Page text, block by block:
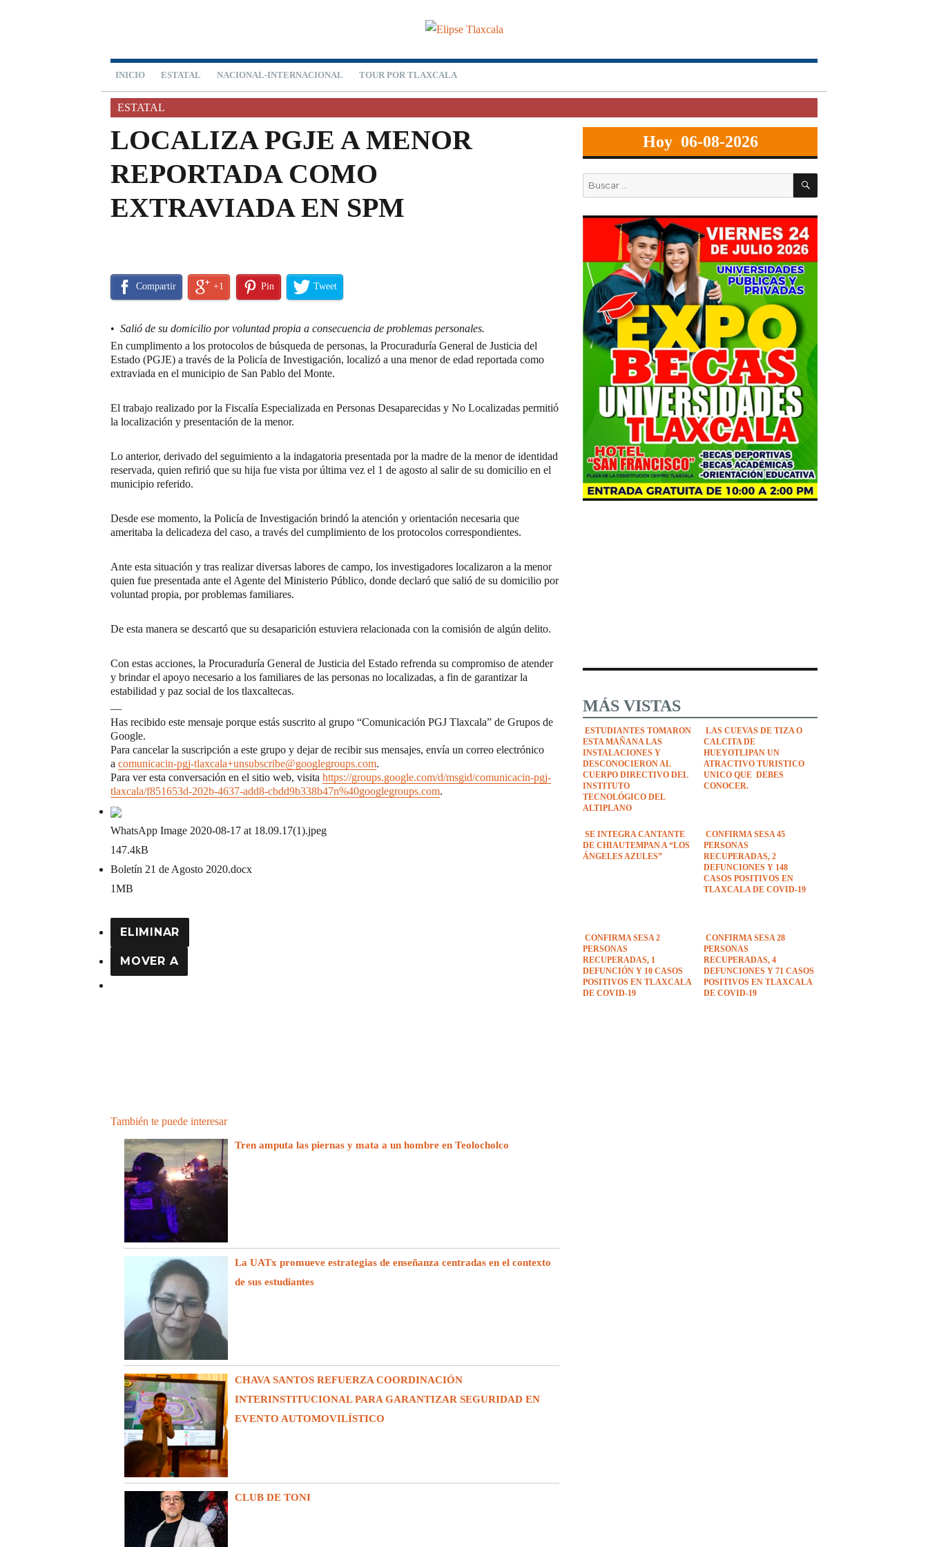
INICIO ESTATAL NACIONAL-INTERNACIONAL TOUR POR TLAXCALA
ESTATAL
LOCALIZA PGJE A MENOR
REPORTADA COMO
EXTRAVIADA EN SPM
Compartir +1 Pin Tweet
• Salió de su domicilio por voluntad propia a consecuencia de problemas personales.
En cumplimento a los protocolos de búsqueda de personas, la Procuraduría General de Justicia del
Estado (PGJE) a través de la Policía de Investigación, localizó a una menor de edad reportada como
extraviada en el municipio de San Pablo del Monte.
El trabajo realizado por la Fiscalía Especializada en Personas Desaparecidas y No Localizadas permitió
la localización y presentación de la menor.
Lo anterior, derivado del seguimiento a la indagatoria presentada por la madre de la menor de identidad
reservada, quien refirió que su hija fue vista por última vez el 1 de agosto al salir de su domicilio en el
municipio referido.
Desde ese momento, la Policía de Investigación brindó la atención y orientación necesaria que
ameritaba la delicadeza del caso, a través del cumplimiento de los protocolos correspondientes.
Ante esta situación y tras realizar diversas labores de campo, los investigadores localizaron a la menor
quien fue presentada ante el Agente del Ministerio Público, donde declaró que salió de su domicilio por
voluntad propia, por problemas familiares.
De esta manera se descartó que su desaparición estuviera relacionada con la comisión de algún delito.
Con estas acciones, la Procuraduría General de Justicia del Estado refrenda su compromiso de atender
y brindar el apoyo necesario a los familiares de las personas no localizadas, a fin de garantizar la
estabilidad y paz social de los tlaxcaltecas.
—
Has recibido este mensaje porque estás suscrito al grupo “Comunicación PGJ Tlaxcala” de Grupos de
Google.
Para cancelar la suscripción a este grupo y dejar de recibir sus mensajes, envía un correo electrónico
a comunicacin-pgj-tlaxcala+unsubscribe@googlegroups.com.
Para ver esta conversación en el sitio web, visita https://groups.google.com/d/msgid/comunicacin-pgj-
tlaxcala/f851653d-202b-4637-add8-cbdd9b338b47n%40googlegroups.com.
WhatsApp Image 2020-08-17 at 18.09.17(1).jpeg
147.4kB
Boletín 21 de Agosto 2020.docx
1MB
ELIMINAR
MOVER A
También te puede interesar
Tren amputa las piernas y mata a un hombre en Teolocholco
La UATx promueve estrategias de enseñanza centradas en el contexto
de sus estudiantes
CHAVA SANTOS REFUERZA COORDINACIÓN
INTERINSTITUCIONAL PARA GARANTIZAR SEGURIDAD EN
EVENTO AUTOMOVILÍSTICO
CLUB DE TONI
Hoy 06-08-2026
BUSCAR
MÁS VISTAS
ESTUDIANTES TOMARON
ESTA MAÑANA LAS
INSTALACIONES Y
DESCONOCIERON AL
CUERPO DIRECTIVO DEL
INSTITUTO
TECNOLÓGICO DEL
ALTIPLANO
LAS CUEVAS DE TIZA O
CALCITA DE
HUEYOTLIPAN UN
ATRACTIVO TURISTICO
UNICO QUE DEBES
CONOCER.
SE INTEGRA CANTANTE
DE CHIAUTEMPAN A “LOS
ÁNGELES AZULES”
CONFIRMA SESA 45
PERSONAS
RECUPERADAS, 2
DEFUNCIONES Y 148
CASOS POSITIVOS EN
TLAXCALA DE COVID-19
CONFIRMA SESA 2
PERSONAS
RECUPERADAS, 1
DEFUNCIÓN Y 10 CASOS
POSITIVOS EN TLAXCALA
DE COVID-19
CONFIRMA SESA 28
PERSONAS
RECUPERADAS, 4
DEFUNCIONES Y 71 CASOS
POSITIVOS EN TLAXCALA
DE COVID-19